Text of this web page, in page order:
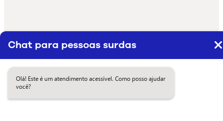
Chat para pessoas surdas
Olá! Este é um atendimento acessível. Como posso ajudar
você?